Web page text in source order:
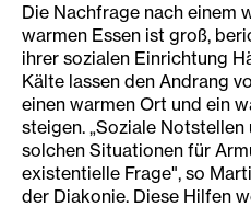
Die Nachfrage nach einem
warmen Essen ist groß,
ihrer sozialen Einrichtung
Kälte lassen den Andrang
einen warmen Ort und ein
steigen. „Soziale
solchen Situationen für
existentielle Frage", so
der Diakonie. Diese Hilfen